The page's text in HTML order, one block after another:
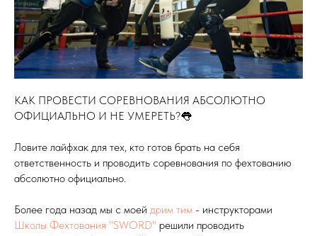
КАК ПРОВЕСТИ СОРЕВНОВАНИЯ АБСОЛЮТНО
ОФИЦИАЛЬНО И НЕ УМЕРЕТЬ?👅
Ловите лайфхак для тех, кто готов брать на себя
ответственность и проводить соревнования по фехтованию
абсолютно официально.
Более года назад мы с моей дрим тим - инструкторами
Школы Фехтования "SWORD" решили проводить